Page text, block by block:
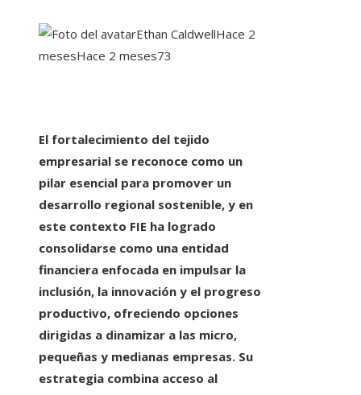
Ethan CaldwellHace 2
mesesHace 2 meses73
El fortalecimiento del tejido
empresarial se reconoce como un
pilar esencial para promover un
desarrollo regional sostenible, y en
este contexto FIE ha logrado
consolidarse como una entidad
financiera enfocada en impulsar la
inclusión, la innovación y el progreso
productivo, ofreciendo opciones
dirigidas a dinamizar a las micro,
pequeñas y medianas empresas. Su
estrategia combina acceso al